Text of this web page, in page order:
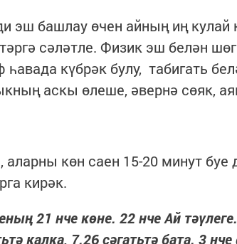
эш башлау өчен айның иң кулай
сәләтле. Физик эш белән
күбрәк булу, табигать
аскы өлеше, әвернә сөяк,
көн саен 15-20 минут буе
кирәк.
21 нче көне. 22 нче Ай
калка, 7.26 сәгатьтә бата. 3